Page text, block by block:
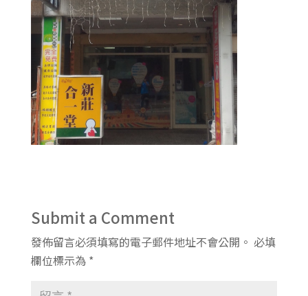
Submit a Comment
發佈留言必須填寫的電子郵件地址不會公開。 必填
欄位標示為 *